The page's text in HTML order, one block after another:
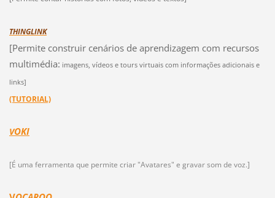
THINGLINK
[Permite construir cenários de aprendizagem com recursos
multimédia: imagens, vídeos e tours virtuais com informações adicionais e
links]
(TUTORIAL)
VOKI
[É uma ferramenta que permite criar "Avatares" e gravar som de voz.]